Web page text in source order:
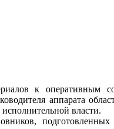
к оперативным
аппарата
власти.